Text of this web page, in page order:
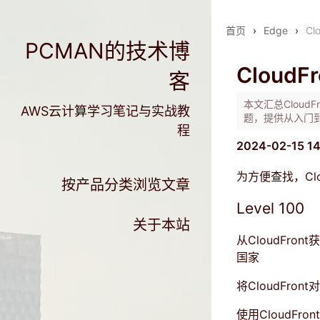
首页 › Edge ›
本文汇总
题，提供从入门
2024-02-15
为方便查找，
Level 100
从CloudFront
国家
将CloudFront
使用
PCMAN的技术博
客
AWS云计算学习笔记与实战教
程
按产品分类浏览文章
关于本站